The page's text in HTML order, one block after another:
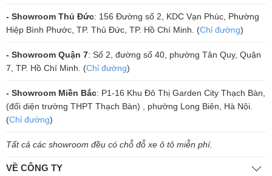
2. Mẫu mã thiết kế của loa sub DT
Delta118
Nhìn vào lối thiết kế độc quyền của DT được trang bị trên mẫu loa sub
bộ thiết bị được trang bị lớp sơn màu đen truyền thống của DT tạo
cảm giác màu trung tính, rất dễ phối ghép với nhiều không gian nội
thất khác nhau vẫn sang trọng và hài hoà.
Mặt trước loa sub DT Delta118 được trang bị tấm Ecang lưới thép hình
lỗ tròn rất chắc chắn, vừa thẩm mỹ lại bảo vệ được củ loa nằm bên
- Showroom Thủ Đức: 156 Đường số 2, KDC Vạn Phúc, Phường
Hiệp Bình Phước, TP. Thủ Đức, TP. Hồ Chí Minh. (Chỉ đường)
- Showroom Quận 7: Số 2, đường số 40, phường Tân Quy, Quận
7, TP. Hồ Chí Minh. (Chỉ đường)
- Showroom Miền Bắc: P1-16 Khu Đô Thị Garden City Thạch Bàn,
(đối diện trường THPT Thạch Bàn) , phường Long Biên, Hà Nội.
(Chỉ đường)
Tất cả các showroom đều có chỗ đỗ xe ô tô miễn phí.
VỀ CÔNG TY